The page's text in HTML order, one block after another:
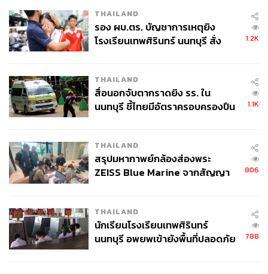
THAILAND
รอง ผบ.ตร. บัญชาการเหตุยิง
โรงเรียนเทพศิรินทร์ นนทบุรี สั่ง
1.2K
THAILAND
สื่อนอกจับตากราดยิง รร. ใน
นนทบุรี ชี้ไทยมีอัตราครอบครองปืน
1.1K
THAILAND
สรุปมหากาพย์กล้องส่องพระ
ZEISS Blue Marine จากสัญญา
จ่ายหนี้-แอบระบุแบรนด์
806
THAILAND
นักเรียนโรงเรียนเทพศิรินทร์
นนทบุรี อพยพเข้ายังพื้นที่ปลอดภัย
788